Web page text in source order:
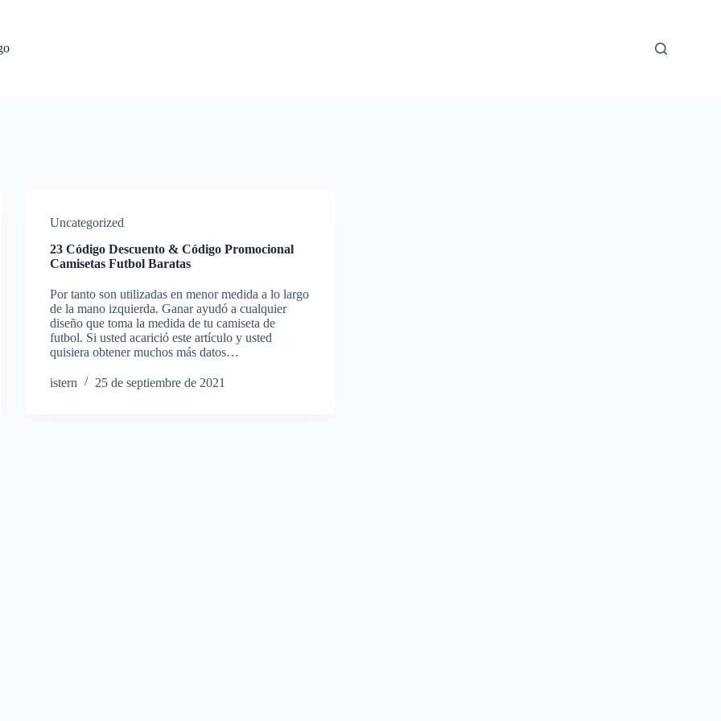
Uncategorized
23 Código Descuento & Código Promocional
Camisetas Futbol Baratas
Por tanto son utilizadas en menor medida a lo largo
de la mano izquierda. Ganar ayudó a cualquier
diseño que toma la medida de tu camiseta de
futbol. Si usted acarició este artículo y usted
quisiera obtener muchos más datos…
istern 25 de septiembre de 2021